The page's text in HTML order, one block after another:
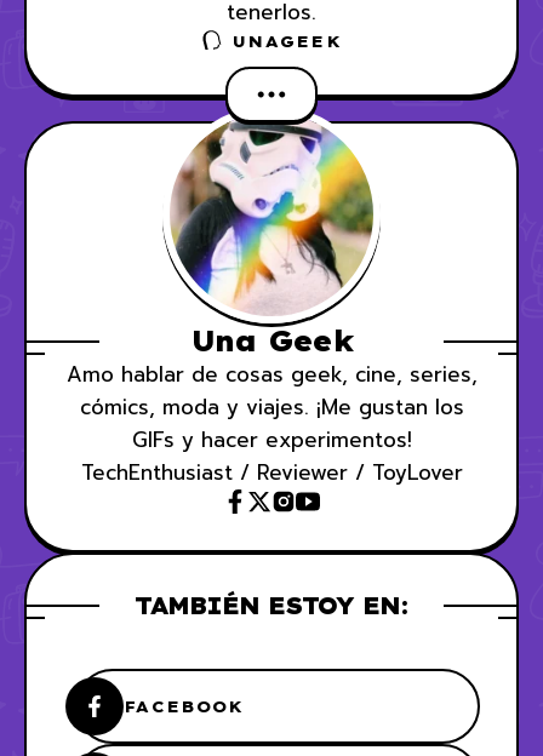
tenerlos.
UNAGEEK
Una Geek
Amo hablar de cosas geek, cine, series,
cómics, moda y viajes. ¡Me gustan los
GIFs y hacer experimentos!
TechEnthusiast / Reviewer / ToyLover
TAMBIÉN ESTOY EN:
FACEBOOK